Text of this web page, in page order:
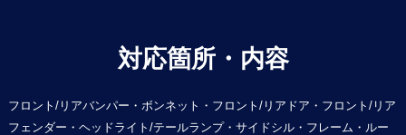
対応箇所・内容
フロント/リアバンパー・ボンネット・フロント/リアドア・フロント/リア
フェンダー・ヘッドライト/テールランプ・サイドシル・フレーム・ルー